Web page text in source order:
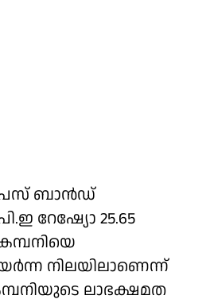
ബാൻഡ്
റേഷ്യോ 25.65
നിലയിലാണെന്ന്
ലാഭക്ഷമത